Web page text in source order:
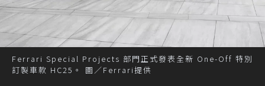
Ferrari Special Projects 部門正式發表全新 One-Off 特別
訂製車款 HC25。 圖／Ferrari提供